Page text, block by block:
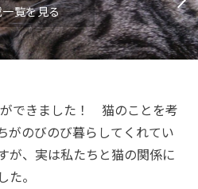
覧を見る
できました！ 猫のことを考
がのびのび暮らしてくれてい
が、実は私たちと猫の関係に
。